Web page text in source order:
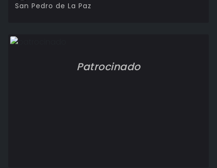
San Pedro de La Paz
Patrocinado